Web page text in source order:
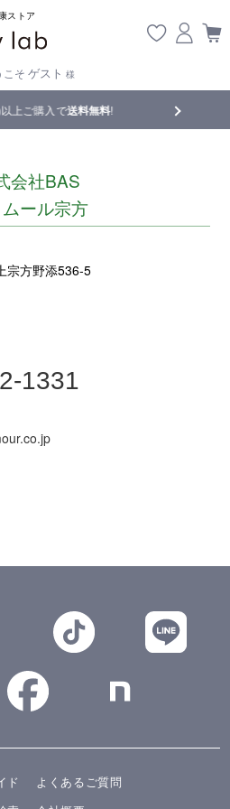
ストア
こそ ゲスト 様
送料無料! 【重要】熊本地震の影
会社BAS
ール宗方
宗方野添536-5
1331
ド
よくあるご質問